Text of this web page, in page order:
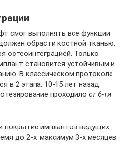
смог выполнять все функции
обрасти костной тканью.
остеоинтеграцией. Только
становится устойчивым и
В классическом протоколе
в 2 этапа. 10-15 лет назад
проходило от 6-ти
покрытие имплантов ведущих
до 2-х, максимум 3-х месяцев.